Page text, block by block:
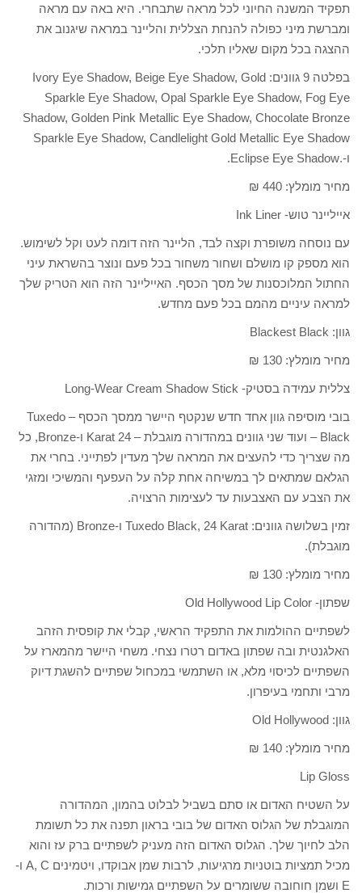
תפקיד המשנה החיוני לכל מראה שתבחרי. היא באה עם מראה
ומברשת מיני כפולה להנחת הצללית והליינר במראה שיגנוב את
ההצגה בכל מקום שאליו תלכי.
בפלטה 9 גוונים: Ivory Eye Shadow, Beige Eye Shadow, Gold
Sparkle Eye Shadow, Opal Sparkle Eye Shadow, Fog Eye
Shadow, Golden Pink Metallic Eye Shadow, Chocolate Bronze
Sparkle Eye Shadow, Candlelight Gold Metallic Eye Shadow
ו-.Eclipse Eye Shadow.
מחיר מומלץ: 440 ₪
אייליינר טוש- Ink Liner
עם נוסחה משופרת וקצה לבד, הליינר הזה דומה לעט וקל לשימוש.
הוא מספק קו מושלם ושחור משחור בכל פעם ונוצר בהשראת עיני
החתול המלוכסנות של מסך הכסף. האייליינר הזה הוא הטריק שלך
למראה עיניים מהמם בכל פעם מחדש.
גוון: Blackest Black
מחיר מומלץ: 130 ₪
צללית עמידה בסטיק- Long-Wear Cream Shadow Stick
בובי מוסיפה גוון אחד חדש שנקטף היישר ממסך הכסף – Tuxedo
Black – ועוד שני גוונים במהדורה מוגבלת – 24 Karat ו-Bronze, כל
מה שצריך כדי להעצים את המראה שלך מעדין לפתייני. בחרי את
הגלאם שמתאים לך במשיחה אחת קלה על העפעף והמשיכי ומזגי
את הצבע עם האצבעות עד לעצימות הרצויה.
זמין בשלושה גוונים: Tuxedo Black, 24 Karat ו-Bronze (מהדורה
מוגבלת).
מחיר מומלץ: 130 ₪
שפתון- Old Hollywood Lip Color
לשפתיים ההולמות את התפקיד הראשי, קבלי את קופסית הזהב
האלגנטית ובה שפתון באדום רטרו נצחי. משחי היישר מהמארז על
השפתיים לכיסוי מלא, או השתמשי במכחול שפתיים להשגת דיוק
מרבי ותחמי בעיפרון.
גוון: Old Hollywood
מחיר מומלץ: 140 ₪
Lip Gloss
על השטיח האדום או סתם בשביל לבלוט בהמון, המהדורה
המוגבלת של הגלוס האדום של בובי בראון תפנה את כל תשומת
הלב לחיוך שלך. הגלוס האדום הזה מעניק לשפתיים ברק עז והוא
מכיל תמציות בוטניות מרגיעות, לרבות שמן אבוקדו, ויטמינים A, C ו-
E ושמן חוחובה ששומרים על השפתיים גמישות ורכות.